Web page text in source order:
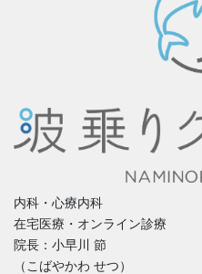
内科・心療内科
在宅医療・オンライン診療
院長：小早川 節
（こばやかわ せつ）